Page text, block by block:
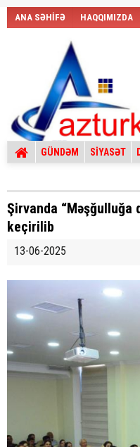
ANA SƏHİFƏ HAQQIMIZDA
GÜNDƏM SİYASƏT
Şirvanda “Məşğulluğa
keçirilib
13-06-2025